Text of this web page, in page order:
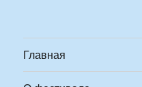
Главная